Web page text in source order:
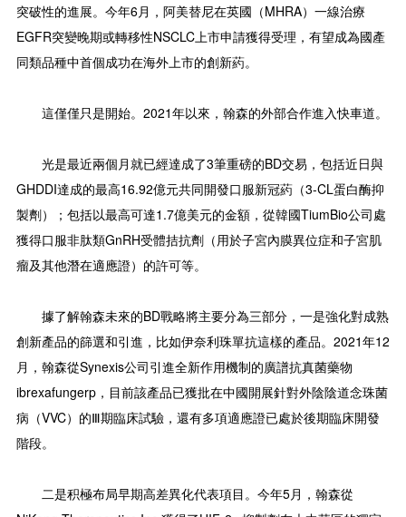
突破性的進展。今年6月，阿美替尼在英國（MHRA）一線治療
EGFR突變晚期或轉移性NSCLC上市申請獲得受理，有望成為國產
同類品種中首個成功在海外上市的創新葯。
這僅僅只是開始。2021年以來，翰森的外部合作進入快車道。
光是最近兩個月就已經達成了3筆重磅的BD交易，包括近日與
GHDDI達成的最高16.92億元共同開發口服新冠葯（3-CL蛋白酶抑
製劑）；包括以最高可達1.7億美元的金額，從韓國TiumBio公司處
獲得口服非肽類GnRH受體拮抗劑（用於子宮內膜異位症和子宮肌
瘤及其他潛在適應證）的許可等。
據了解翰森未來的BD戰略將主要分為三部分，一是強化對成熟
創新產品的篩選和引進，比如伊奈利珠單抗這樣的產品。2021年12
月，翰森從Synexis公司引進全新作用機制的廣譜抗真菌藥物
ibrexafungerp，目前該產品已獲批在中國開展針對外陰陰道念珠菌
病（VVC）的Ⅲ期臨床試驗，還有多項適應證已處於後期臨床開發
階段。
二是积極布局早期高差異化代表項目。今年5月，翰森從